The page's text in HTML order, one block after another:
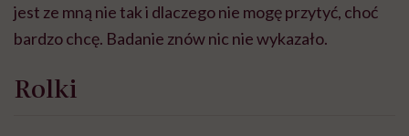
jest ze mną nie tak i dlaczego nie mogę przytyć, choć
bardzo chcę. Badanie znów nic nie wykazało.
Rolki